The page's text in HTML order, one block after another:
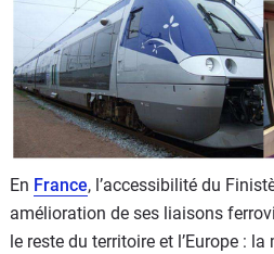
Flottes
Auto
Services
En France, l’accessibilité du
amélioration de ses liaisons
le reste du territoire et l’Europe :